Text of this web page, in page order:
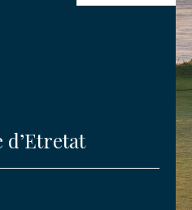
d’Etretat